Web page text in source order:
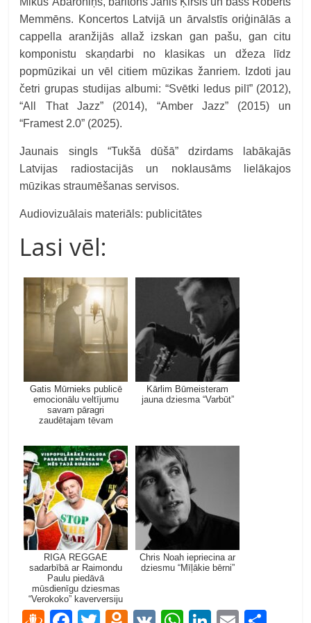
Memmēns. Koncertos Latvijā un ārvalstīs oriģinālās a
cappella aranžijās allaž izskan gan pašu, gan citu
komponistu skaņdarbi no klasikas un džeza līdz
popmūzikai un vēl citiem mūzikas žanriem. Izdoti jau
četri grupas studijas albumi: “Svētki ledus pilī” (2012),
“All That Jazz” (2014), “Amber Jazz” (2015) un
“Framest 2.0” (2025).
Jaunais singls “Tukšā dūšā” dzirdams labākajās
Latvijas radiostacijās un noklausāms lielākajos
mūzikas straumēšanas servisos.
Audiovizuālais materiāls: publicitātes
Lasi vēl:
Gatis Mūrnieks publicē
emocionālu veltījumu
savam pāragri
zaudētajam tēvam
Kārlim Būmeisteram
jauna dziesma “Varbūt”
RIGA REGGAE
sadarbībā ar Raimondu
Paulu piedāvā
mūsdienīgu dziesmas
“Verokoko” kaverversiju
Chris Noah iepriecina ar
dziesmu “Mīļākie bērni”